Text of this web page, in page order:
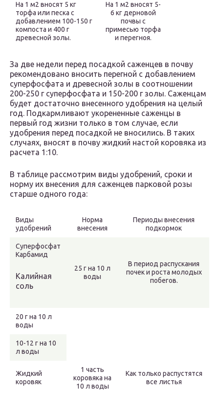
На 1 м2 вносят 5 кг
торфа или песка с
добавлением 100-150 г
компоста и 400 г
древесной золы.
На 1 м2 вносят 5-
6 кг дерновой
почвы с
примесью торфа
и перегноя.
За две недели перед посадкой саженцев в почву
рекомендовано вносить перегной с добавлением
суперфосфата и древесной золы в соотношении
200-250 г суперфосфата и 150-200 г золы. Саженцам
будет достаточно внесенного удобрения на целый
год. Подкармливают укорененные саженцы в
первый год жизни только в том случае, если
удобрения перед посадкой не вносились. В таких
случаях, вносят в почву жидкий настой коровяка из
расчета 1:10.
В таблице рассмотрим виды удобрений, сроки и
норму их внесения для саженцев парковой розы
старше одного года:
Виды
удобрений
Норма
внесения
Периоды внесения
подкормок
Суперфосфат
Карбамид
Калийная
соль
25 г на 10 л
воды
В период распускания
почек и роста молодых
побегов.
20 г на 10 л
воды
10-12 г на 10
л воды
Жидкий
коровяк
1 часть
коровяка на
10 л воды
Как только распустятся
все листья